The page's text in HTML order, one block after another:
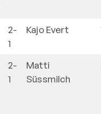
2-
1
Kajo Evert
2-
1
Matti
Süssmilch